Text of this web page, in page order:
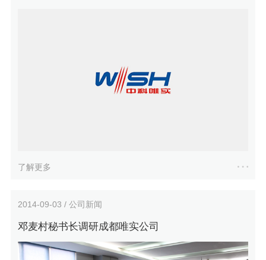
了解更多
2014-09-03 / 公司新闻
邓麦村秘书长调研成都唯实公司